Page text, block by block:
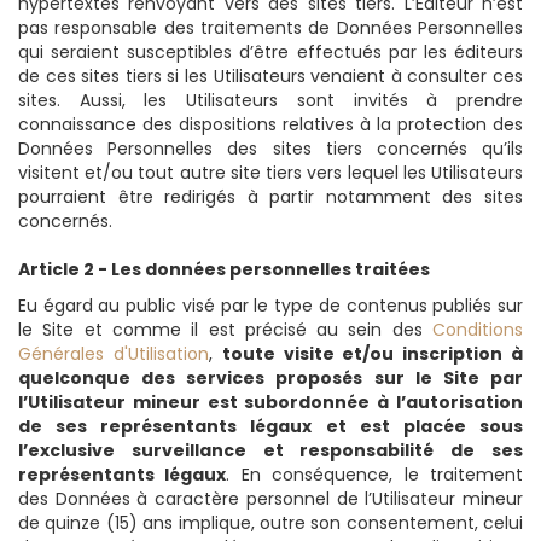
pas responsable des traitements de Données Personnelles
qui seraient susceptibles d’être effectués par les éditeurs
de ces sites tiers si les Utilisateurs venaient à consulter ces
sites. Aussi, les Utilisateurs sont invités à prendre
connaissance des dispositions relatives à la protection des
Données Personnelles des sites tiers concernés qu’ils
visitent et/ou tout autre site tiers vers lequel les Utilisateurs
pourraient être redirigés à partir notamment des sites
concernés.
Article 2 - Les données personnelles traitées
Eu égard au public visé par le type de contenus publiés sur
le Site et comme il est précisé au sein des Conditions
Générales d'Utilisation, toute visite et/ou inscription à
quelconque des services proposés sur le Site par
l’Utilisateur mineur est subordonnée à l’autorisation
de ses représentants légaux et est placée sous
l’exclusive surveillance et responsabilité de ses
représentants légaux. En conséquence, le traitement
des Données à caractère personnel de l’Utilisateur mineur
de quinze (15) ans implique, outre son consentement, celui